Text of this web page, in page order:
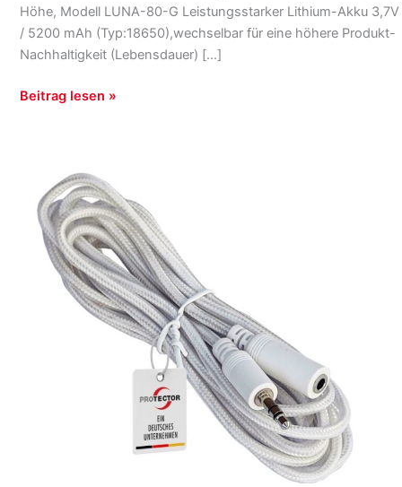
Höhe, Modell LUNA-80-G Leistungsstarker Lithium-Akku 3,7V
/ 5200 mAh (Typ:18650),wechselbar für eine höhere Produkt-
Nachhaltigkeit (Lebensdauer) […]
Beitrag lesen »